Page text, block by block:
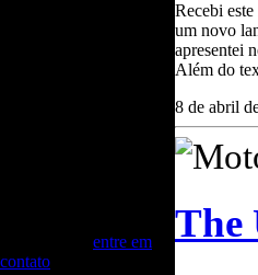
entre em
contato
Recebi
um novo
apresentei
Além do
8 de abril
The